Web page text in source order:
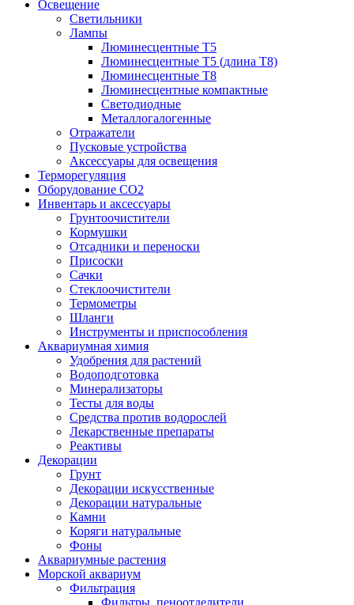
Освещение
Светильники
Лампы
Люминесцентные T5
Люминесцентные T5 (длина T8)
Люминесцентные T8
Люминесцентные компактные
Светодиодные
Металлогалогенные
Отражатели
Пусковые устройства
Аксессуары для освещения
Терморегуляция
Оборудование CO2
Инвентарь и аксессуары
Грунтоочистители
Кормушки
Отсадники и переноски
Присоски
Сачки
Стеклоочистители
Термометры
Шланги
Инструменты и приспособления
Аквариумная химия
Удобрения для растений
Водоподготовка
Минерализаторы
Тесты для воды
Средства против водорослей
Лекарственные препараты
Реактивы
Декорации
Грунт
Декорации искусственные
Декорации натуральные
Камни
Коряги натуральные
Фоны
Аквариумные растения
Морской аквариум
Фильтрация